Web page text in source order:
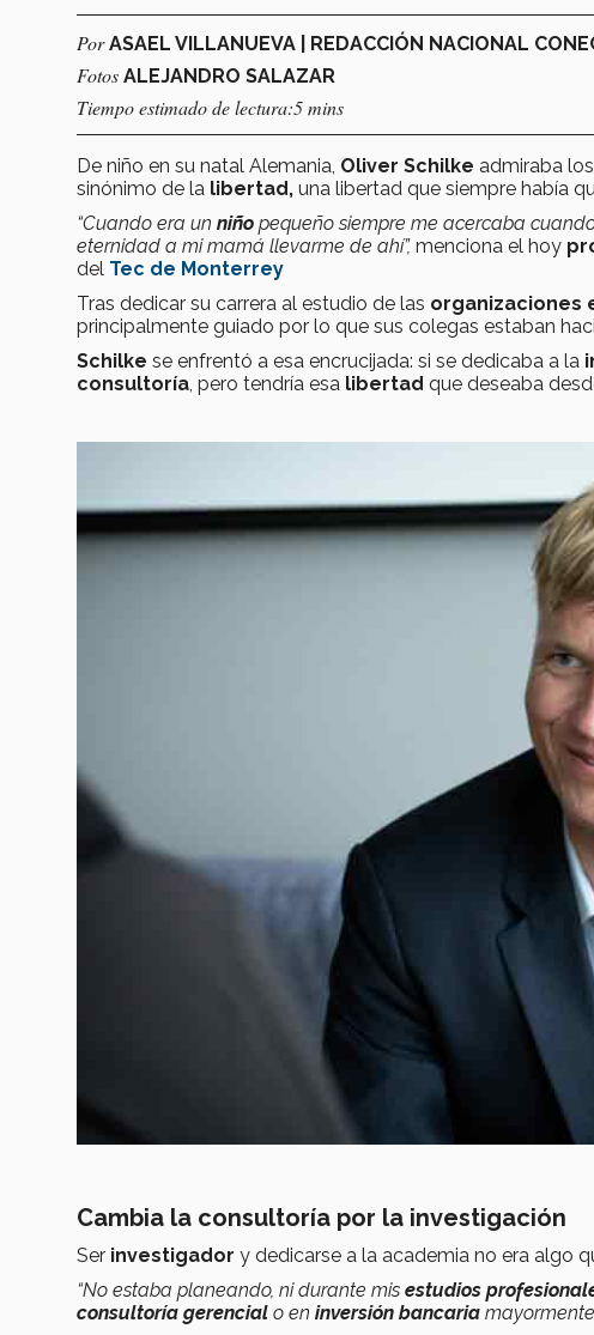
PorASAEL VILLANUEVA | REDACCIÓN NACIONAL
Fotos ALEJANDRO SALAZAR
Tiempo estimado de lectura:5 mins
De niño en su natal Alemania, Oliver Schilke admiraba los
sinónimo de la libertad, una libertad que siempre había
“Cuando era un niño pequeño siempre me acercaba
eternidad a mi mamá llevarme de ahí”, menciona el hoy
del Tec de Monterrey
Tras dedicar su carrera al estudio de las organizaciones
principalmente guiado por lo que sus colegas estaban
Schilke se enfrentó a esa encrucijada: si se dedicaba a la
consultoría, pero tendría esa libertad que deseaba
Cambia la consultoría por la investigación
Ser investigador y dedicarse a la academia no era algo
“No estaba planeando, ni durante mis estudios
consultoría gerencial o en inversión bancaria